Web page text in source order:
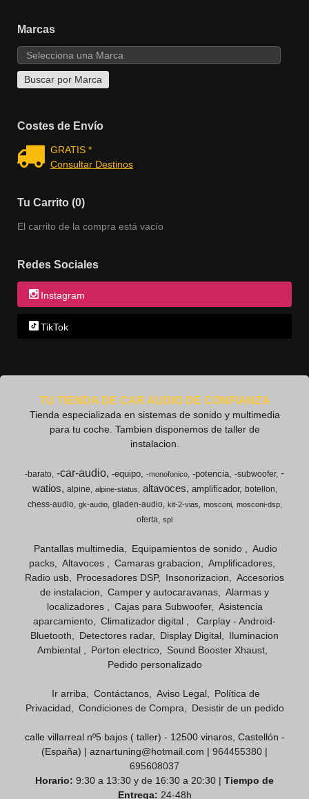
Marcas
Costes de Envío
GRATIS *
Consultar Destinos
Tu Carrito (0)
El carrito de la compra está vacío
Redes Sociales
Instagram
TikTok
TU TIENDA DE CAR AUDIO DE CONFIANZA
Tienda especializada en sistemas de sonido y multimedia
para tu coche. Tambien disponemos de taller de
instalacion.
-barato -car-audio -equipo -monofonico -potencia -subwoofer -
watios
alpine alpine-status altavoces amplificador
botellon
chess-audio
gk-audio gladen-audio kit-2-vias mosconi mosconi-dsp
oferta spl
Pantallas multimedia Equipamientos de sonido
Audio
packs
Altavoces Camaras grabacion
Amplificadores
Radio usb
Procesadores DSP Insonorizacion
Accesorios
de instalacion
Camper y autocaravanas
Alarmas y
localizadores
Cajas para Subwoofer
Asistencia
aparcamiento
Climatizador digital
Carplay - Android-
Bluetooth
Detectores radar Display Digital
Iluminacion
Ambiental
Porton electrico
Sound Booster Xhaust
Pedido personalizado
Ir arriba Contáctanos Aviso Legal
Política de
Privacidad
Condiciones de Compra Desistir de un pedido
calle villarreal nº5 bajos ( taller) - 12500 vinaros, Castellón -
(España) | aznartuning@hotmail.com | 964455380 |
695608037
Horario: 9:30 a 13:30 y de 16:30 a 20:30 | Tiempo de
Entrega: 24-48h